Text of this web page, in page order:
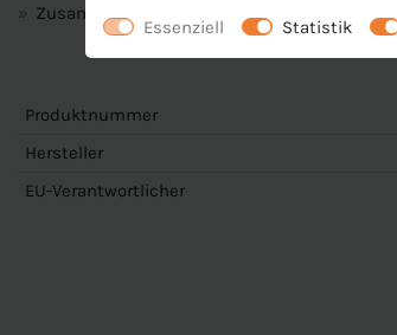
Zusammensetzung: 100 % Polyester (recycelt)
Produktnummer
Hersteller
EU-Verantwortlicher
Essenziell Statistik